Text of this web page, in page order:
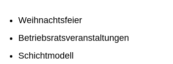
Weihnachtsfeier
Betriebsratsveranstaltungen
Schichtmodell